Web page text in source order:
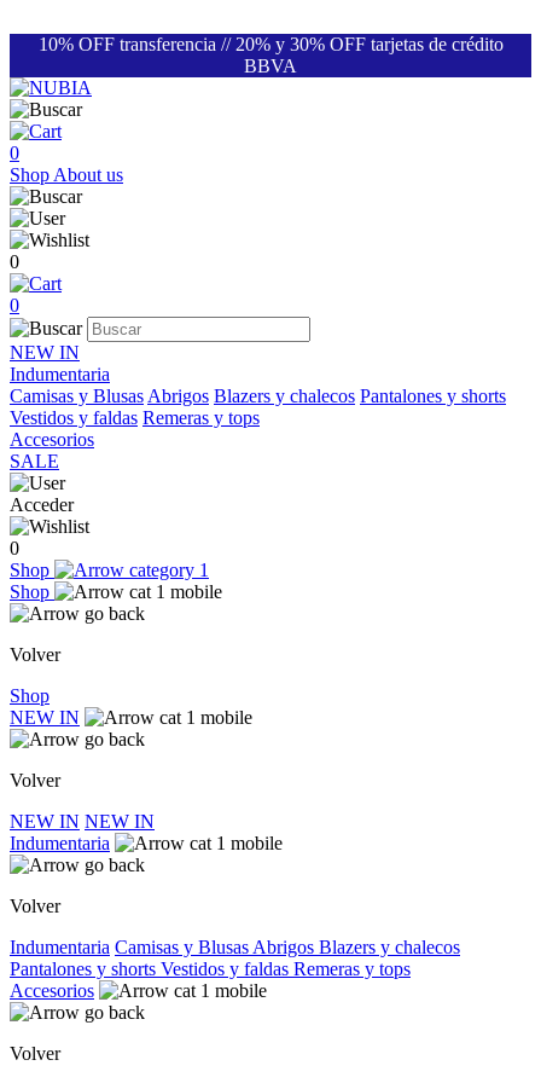
10% OFF transferencia // 20% y 30% OFF tarjetas de crédito
BBVA
0
Shop About us
0
0
NEW IN
Indumentaria
Camisas y Blusas Abrigos Blazers y chalecos Pantalones y shorts
Vestidos y faldas Remeras y tops
Accesorios
SALE
Acceder
0
Shop
Shop
Volver
Shop
NEW IN
Volver
NEW IN NEW IN
Indumentaria
Volver
Indumentaria Camisas y Blusas Abrigos Blazers y chalecos
Pantalones y shorts Vestidos y faldas Remeras y tops
Accesorios
Volver